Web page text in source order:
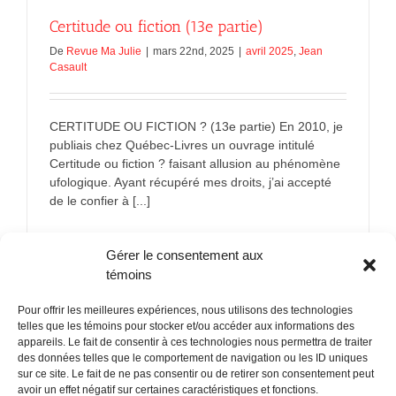
Gérer le consentement aux
témoins
Pour offrir les meilleures expériences, nous utilisons des technologies
telles que les témoins pour stocker et/ou accéder aux informations des
appareils. Le fait de consentir à ces technologies nous permettra de traiter
des données telles que le comportement de navigation ou les ID uniques
sur ce site. Le fait de ne pas consentir ou de retirer son consentement peut
avoir un effet négatif sur certaines caractéristiques et fonctions.
Certitude ou fiction (13e partie)
De Revue Ma Julie | mars 22nd, 2025 | avril 2025 Jean
Casault
CERTITUDE OU FICTION ? (13e partie) En 2010, je
publiais chez Québec-Livres un ouvrage intitulé
Certitude ou fiction ? faisant allusion au phénomène
ufologique. Ayant récupéré mes droits, j’ai accepté
de le confier à [...]
POLITIQUE CONFIDENTIALITÉES